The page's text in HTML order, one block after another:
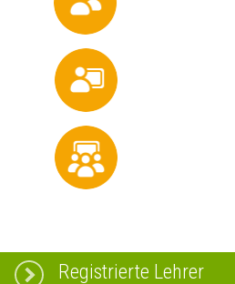
Registrierte Lehrer